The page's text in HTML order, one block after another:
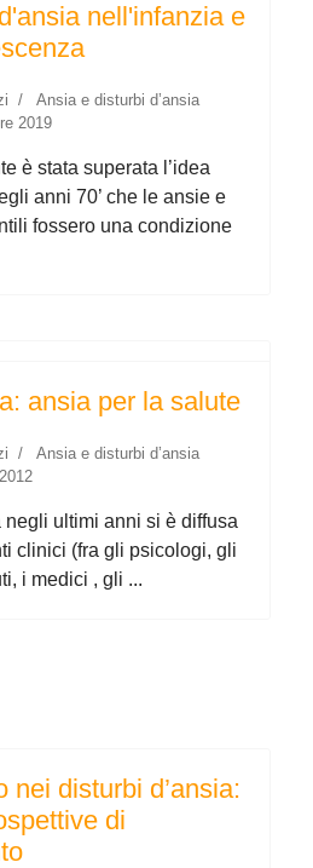
nell'infanzia e
Ansia e disturbi d’ansia
2019
è stata superata l’idea
anni 70’ che le ansie e
fossero una condizione
ansia per la salute
Ansia e disturbi d’ansia
negli ultimi anni si è diffusa
clinici (fra gli psicologi, gli
i medici , gli ...
nei disturbi d’ansia:
di